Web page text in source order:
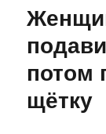
потом
щётку